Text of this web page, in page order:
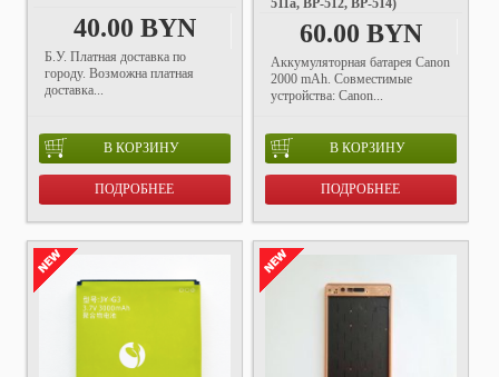
40.00 BYN
Б.У. Платная доставка по
городу. Возможна платная
доставка...
В КОРЗИНУ
ПОДРОБНЕЕ
60.00 BYN
Аккумуляторная батарея Canon
2000 mAh. Совместимые
устройства: Canon...
В КОРЗИНУ
ПОДРОБНЕЕ